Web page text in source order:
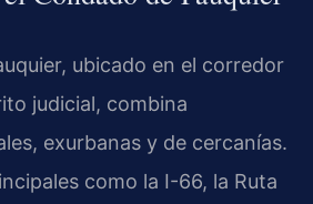
ubicado en el corredor
judicial, combina
exurbanas y de cercanías.
como la I-66, la Ruta